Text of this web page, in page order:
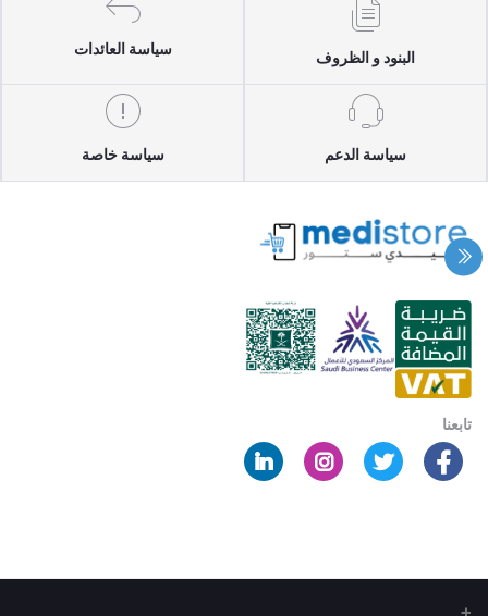
البنود و الظروف
سياسة العائدات
سياسة الدعم سياسة خاصة
تابعنا